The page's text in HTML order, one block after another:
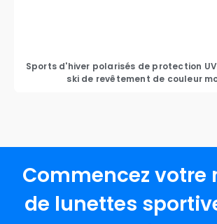
Sports d'hiver polarisés de protection
ski de revêtement de couleur
Commencez votre
de lunettes